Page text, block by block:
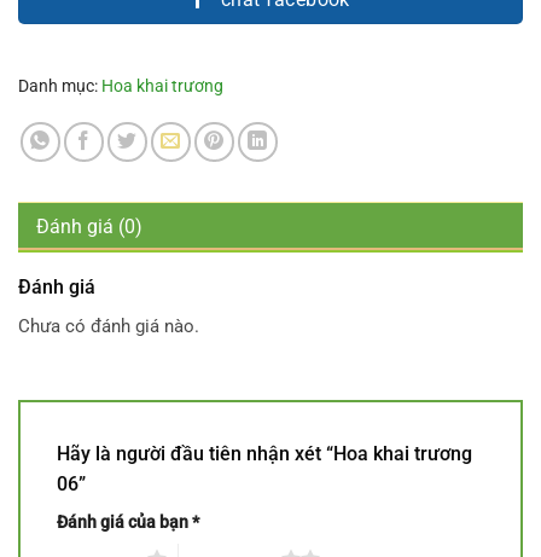
Danh mục: Hoa khai trương
Đánh giá (0)
Đánh giá
Chưa có đánh giá nào.
Hãy là người đầu tiên nhận xét “Hoa khai trương
06”
Đánh giá của bạn*